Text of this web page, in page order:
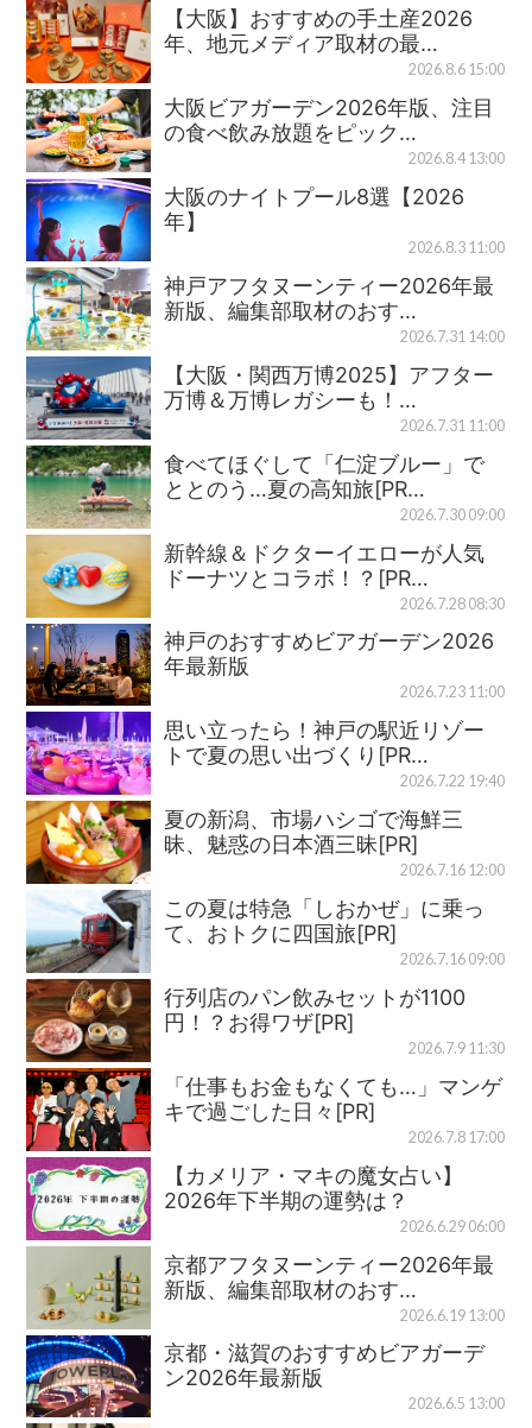
【大阪】おすすめの手土産2026
年、地元メディア取材の最…
2026.8.6 15:00
大阪ビアガーデン2026年版、注目
の食べ飲み放題をピック…
2026.8.4 13:00
大阪のナイトプール8選【2026
年】
2026.8.3 11:00
神戸アフタヌーンティー2026年最
新版、編集部取材のおす…
2026.7.31 14:00
【大阪・関西万博2025】アフター
万博＆万博レガシーも！…
2026.7.31 11:00
食べてほぐして「仁淀ブルー」で
ととのう…夏の高知旅[PR…
2026.7.30 09:00
新幹線＆ドクターイエローが人気
ドーナツとコラボ！？[PR…
2026.7.28 08:30
神戸のおすすめビアガーデン2026
年最新版
2026.7.23 11:00
思い立ったら！神戸の駅近リゾー
トで夏の思い出づくり[PR…
2026.7.22 19:40
夏の新潟、市場ハシゴで海鮮三
昧、魅惑の日本酒三昧[PR]
2026.7.16 12:00
この夏は特急「しおかぜ」に乗っ
て、おトクに四国旅[PR]
2026.7.16 09:00
行列店のパン飲みセットが1100
円！？お得ワザ[PR]
2026.7.9 11:30
「仕事もお金もなくても…」マンゲ
キで過ごした日々[PR]
2026.7.8 17:00
【カメリア・マキの魔女占い】
2026年下半期の運勢は？
2026.6.29 06:00
京都アフタヌーンティー2026年最
新版、編集部取材のおす…
2026.6.19 13:00
京都・滋賀のおすすめビアガーデ
ン2026年最新版
2026.6.5 13:00